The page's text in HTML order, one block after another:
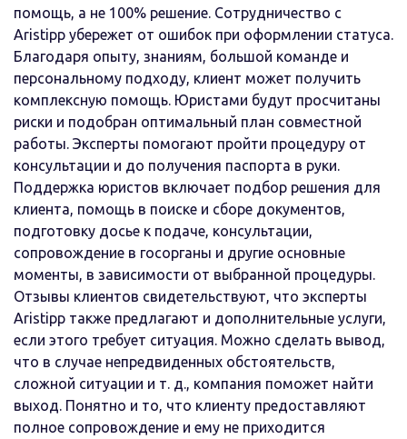
помощь, а не 100% решение. Сотрудничество с
Aristipp убережет от ошибок при оформлении статуса.
Благодаря опыту, знаниям, большой команде и
персональному подходу, клиент может получить
комплексную помощь. Юристами будут просчитаны
риски и подобран оптимальный план совместной
работы. Эксперты помогают пройти процедуру от
консультации и до получения паспорта в руки.
Поддержка юристов включает подбор решения для
клиента, помощь в поиске и сборе документов,
подготовку досье к подаче, консультации,
сопровождение в госорганы и другие основные
моменты, в зависимости от выбранной процедуры.
Отзывы клиентов свидетельствуют, что эксперты
Aristipp также предлагают и дополнительные услуги,
если этого требует ситуация. Можно сделать вывод,
что в случае непредвиденных обстоятельств,
сложной ситуации и т. д., компания поможет найти
выход. Понятно и то, что клиенту предоставляют
полное сопровождение и ему не приходится